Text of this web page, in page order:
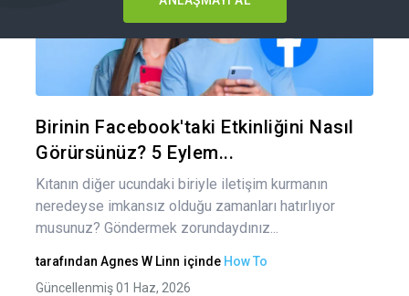
Birinin Facebook'taki Etkinliğini Nasıl
Görürsünüz? 5 Eylem...
Kıtanın diğer ucundaki biriyle iletişim kurmanın
neredeyse imkansız olduğu zamanları hatırlıyor
musunuz? Göndermek zorundaydınız...
tarafından Agnes W Linn içinde How To
Güncellenmiş 01 Haz, 2026